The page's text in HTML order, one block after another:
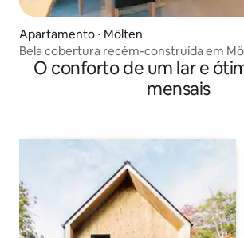
Apartamento ⋅ Mölten
Bela cobertura recém-construída em
O conforto de um lar e
mensais